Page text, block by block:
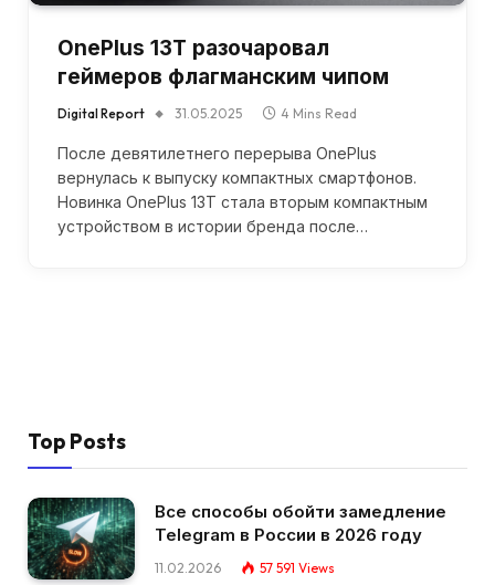
OnePlus 13T разочаровал
геймеров флагманским чипом
Digital Report 31.05.2025 4 Mins Read
После девятилетнего перерыва OnePlus
вернулась к выпуску компактных смартфонов.
Новинка OnePlus 13T стала вторым компактным
устройством в истории бренда после…
Top Posts
Все способы обойти замедление
Telegram в России в 2026 году
11.02.2026 57 591 Views